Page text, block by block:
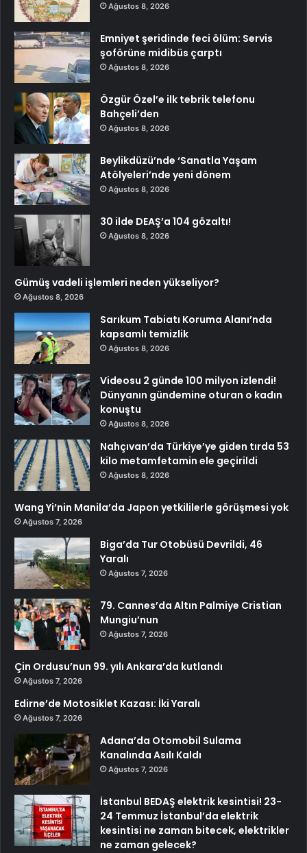
Ağustos 8, 2026
Emniyet şeridinde feci ölüm: Servis
şoförüne midibüs çarptı
Ağustos 8, 2026
Özgür Özel’e ilk tebrik telefonu
Bahçeli’den
Ağustos 8, 2026
Beylikdüzü’nde ‘Sanatla Yaşam
Atölyeleri’nde yeni dönem
Ağustos 8, 2026
30 ilde DEAŞ’a 104 gözaltı!
Ağustos 8, 2026
Gümüş vadeli işlemleri neden yükseliyor?
Ağustos 8, 2026
Sarıkum Tabiatı Koruma Alanı’nda
kapsamlı temizlik
Ağustos 8, 2026
Videosu 2 günde 100 milyon izlendi!
Dünyanın gündemine oturan o kadın
konuştu
Ağustos 8, 2026
Nahçıvan’da Türkiye’ye giden tırda 53
kilo metamfetamin ele geçirildi
Ağustos 8, 2026
Wang Yi’nin Manila’da Japon yetkililerle görüşmesi yok
Ağustos 7, 2026
Biga’da Tur Otobüsü Devrildi, 46
Yaralı
Ağustos 7, 2026
79. Cannes’da Altın Palmiye Cristian
Mungiu’nun
Ağustos 7, 2026
Çin Ordusu’nun 99. yılı Ankara’da kutlandı
Ağustos 7, 2026
Edirne’de Motosiklet Kazası: İki Yaralı
Ağustos 7, 2026
Adana’da Otomobil Sulama
Kanalında Asılı Kaldı
Ağustos 7, 2026
İstanbul BEDAŞ elektrik kesintisi! 23-
24 Temmuz İstanbul’da elektrik
kesintisi ne zaman bitecek, elektrikler
ne zaman gelecek?